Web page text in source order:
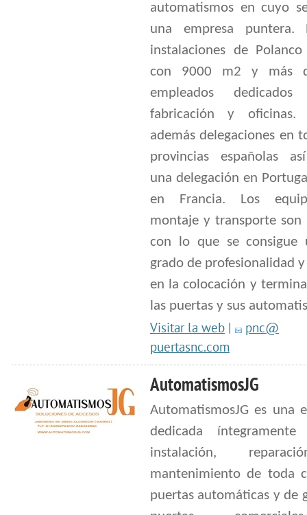
automatismos en cuyo
una empresa puntera.
instalaciones de
con 9000 m2 y más
empleados
fabricación y oficinas.
además delegaciones en
provincias españolas
una delegación en
en Francia. Los
montaje y transporte son
con lo que se consigue
grado de profesionalidad
en la colocación y
las puertas y sus
Visitar la web |
pnc@
puertasnc.com
AutomatismosJG
AutomatismosJG es una
dedicada
instalación,
mantenimiento de toda
puertas automáticas y de